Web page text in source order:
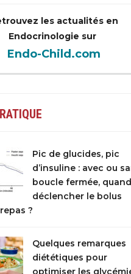
les actualités en
Endocrinologie sur
Endo-Child.com
Pic de glucides, pic
d’insuline : avec ou
boucle fermée, quand
déclencher le bolus
?
Quelques remarques
diététiques pour
optimiser les